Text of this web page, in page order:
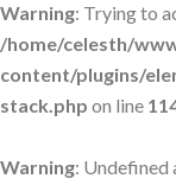
Warning: Trying to
/home/celesth/
content/plugins/
stack.php on line
Warning: Undefined